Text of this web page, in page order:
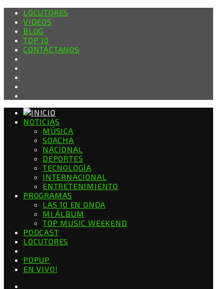
LOCUTORES
VIDEOS
BLOG
TOP 10
CONTÁCTANOS
NOTICIAS
MÚSICA
SOACHA
NACIONAL
DEPORTES
TECNOLOGÍA
INTERNACIONAL
ENTRETENIMIENTO
PROGRAMAS
LAS 10 EN ONDA
MI ÁLBUM
TOP MUSIC WEEKEND
PODCAST
LOCUTORES
POPUP
EN VIVO!